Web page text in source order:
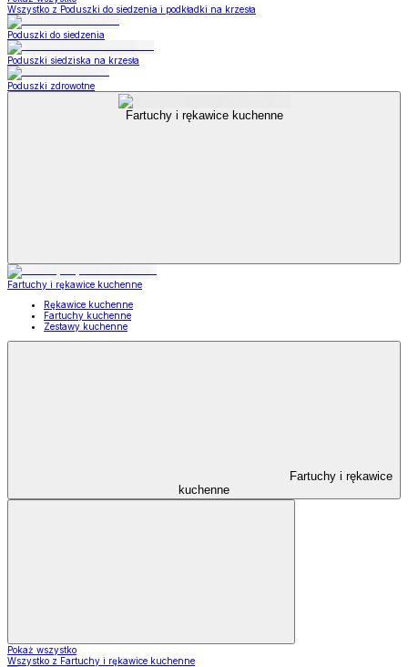
Wszystko z Poduszki do siedzenia i podkładki na krzesła
Poduszki do siedzenia
Poduszki siedziska na krzesła
Poduszki zdrowotne
Fartuchy i rękawice kuchenne
Fartuchy i rękawice kuchenne
Rękawice kuchenne
Fartuchy kuchenne
Zestawy kuchenne
Fartuchy i rękawice
kuchenne
Pokaż wszystko
Wszystko z Fartuchy i rękawice kuchenne